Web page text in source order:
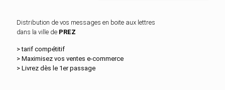
Distribution de vos messages en boite aux lettres
dans la ville de PREZ
> tarif compétitif
> Maximisez vos ventes e‑commerce
> Livrez dès le 1er passage